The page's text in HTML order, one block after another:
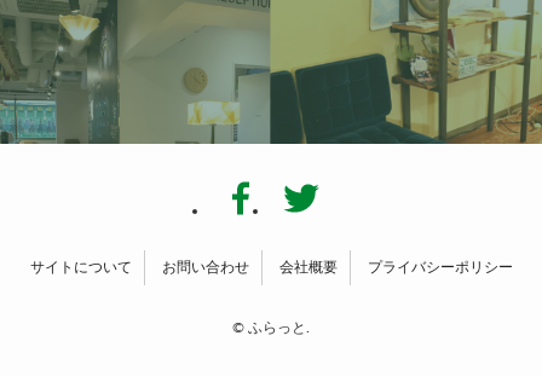
サイトについて お問い合わせ 会社概要 プライバシーポリシー
© ふらっと.